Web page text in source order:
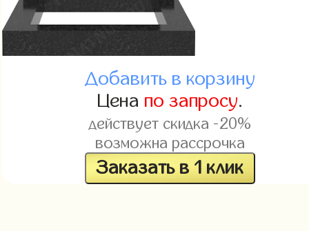
Добавить в корзину
Цена по запросу.
действует скидка -20%
возможна рассрочка
Заказать в 1 клик